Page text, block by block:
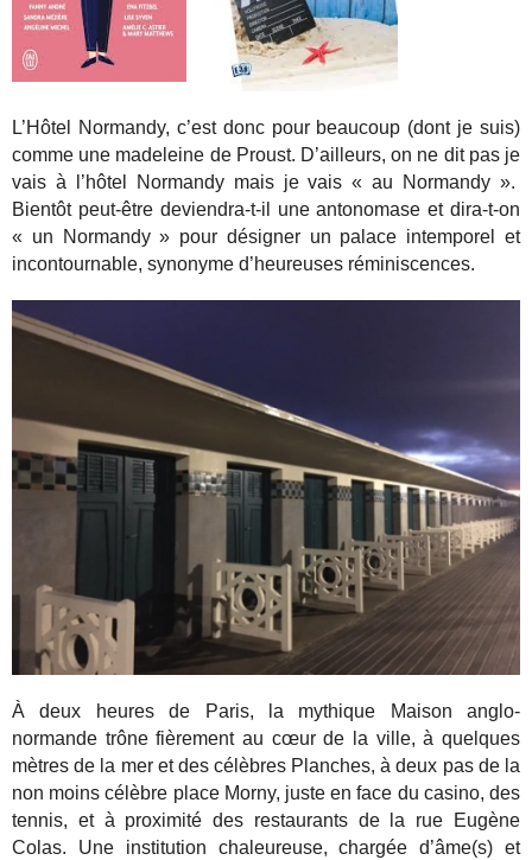
L’Hôtel Normandy, c’est donc pour beaucoup (dont je suis)
comme une madeleine de Proust. D’ailleurs, on ne dit pas je
vais à l’hôtel Normandy mais je vais « au Normandy ».
Bientôt peut-être deviendra-t-il une antonomase et dira-t-on
« un Normandy » pour désigner un palace intemporel et
incontournable, synonyme d’heureuses réminiscences.
À deux heures de Paris, la mythique Maison anglo-
normande trône fièrement au cœur de la ville, à quelques
mètres de la mer et des célèbres Planches, à deux pas de la
non moins célèbre place Morny, juste en face du casino, des
tennis, et à proximité des restaurants de la rue Eugène
Colas. Une institution chaleureuse, chargée d’âme(s) et